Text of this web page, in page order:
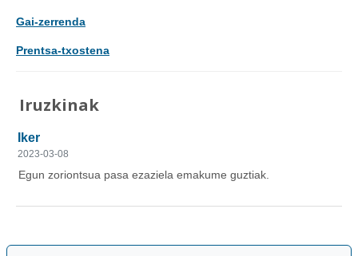
Gai-zerrenda
Prentsa-txostena
Iruzkinak